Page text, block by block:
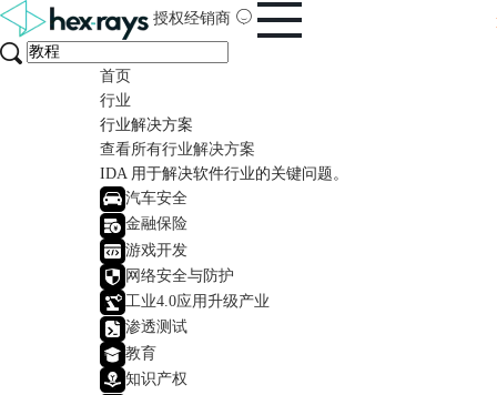
授权经销商
首页
行业
行业解决方案
查看所有行业解决方案
IDA 用于解决软件行业的关键问题。
汽车安全
金融保险
游戏开发
网络安全与防护
工业4.0应用升级产业
渗透测试
教育
知识产权